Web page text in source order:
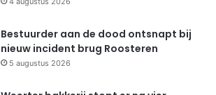
Bestuurder aan de dood ontsnapt bij
nieuw incident brug Roosteren
5 augustus 2026